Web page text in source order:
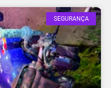
SEGURANÇA